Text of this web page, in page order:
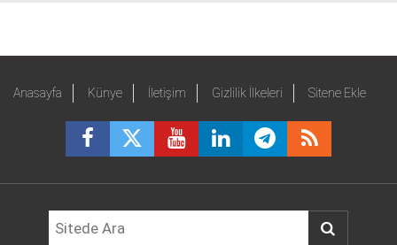
Anasayfa Künye İletişim Gizlilik İlkeleri Sitene Ekle